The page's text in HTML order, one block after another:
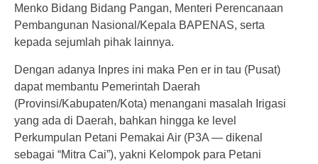
Menko Bidang Bidang Pangan, Menteri Perencanaan
Pembangunan Nasional/Kepala BAPENAS, serta
kepada sejumlah pihak lainnya.
Dengan adanya Inpres ini maka Pen er in tau (Pusat)
dapat membantu Pemerintah Daerah
(Provinsi/Kabupaten/Kota) menangani masalah Irigasi
yang ada di Daerah, bahkan hingga ke level
Perkumpulan Petani Pemakai Air (P3A — dikenal
sebagai “Mitra Cai”), yakni Kelompok para Petani